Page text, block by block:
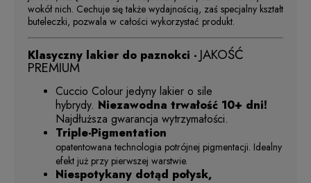
wokół nich. Cechuje się także wydajnością, zaś specjalny kształt
buteleczki, pozwala w całości wykorzystać produkt.
Klasyczny lakier do paznokci - JAKOŚĆ
PREMIUM
Cuccio Colour jedyny lakier o sile
hybrydy. Niezawodna trwałość 10+ dni!
Najdłuższa gwarancja wytrzymałości.
Triple-Pigmentation
opatentowana technologia potrójnej pigmentacji. Idealny
efekt już przy pierwszej warstwie.
Niespotykany dotąd połysk,